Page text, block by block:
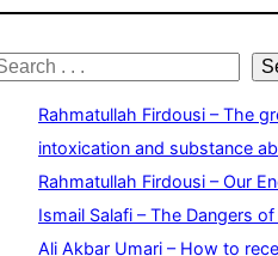
Rahmatullah Firdousi – The
intoxication and substance
Rahmatullah Firdousi – Our
Ismail Salafi – The Dangers of
Ali Akbar Umari – How to